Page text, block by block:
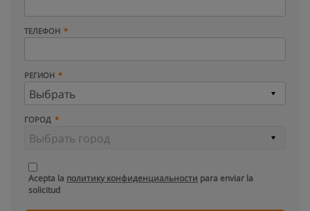
ТЕЛЕФОН
РЕГИОН
ГОРОД
Acepta la политику конфиденциальности para enviar la
solicitud